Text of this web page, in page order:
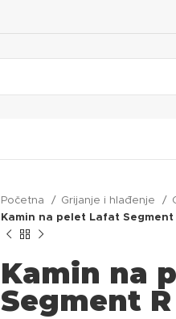
Početna Grijanje i hlađenje
Kamin na pelet Lafat Segment
Kamin na
Segment